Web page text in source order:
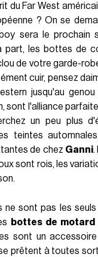
du Far West
? On se
sera le prochain
part, les bottes de
de votre garde-
cuir, pensez
jusqu'au genou
sont l'alliance
un peu plus
teintes
de chez Ganni.
sont rois, les
ne sont pas les
bottes de motard
sont un
prêtent à toutes